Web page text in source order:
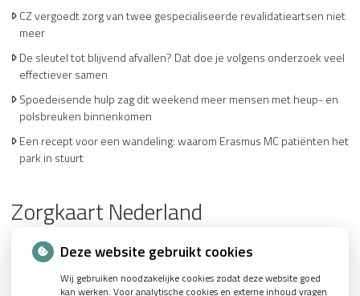
CZ vergoedt zorg van twee gespecialiseerde revalidatieartsen niet
meer
De sleutel tot blijvend afvallen? Dat doe je volgens onderzoek veel
effectiever samen
Spoedeisende hulp zag dit weekend meer mensen met heup- en
polsbreuken binnenkomen
Een recept voor een wandeling: waarom Erasmus MC patiënten het
park in stuurt
Zorgkaart Nederland
Deze website gebruikt cookies
Wij gebruiken noodzakelijke cookies zodat deze website goed
kan werken. Voor analytische cookies en externe inhoud vragen